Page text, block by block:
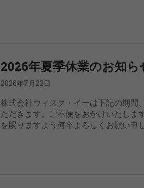
2026年夏季休業のお知ら
2026年7月22日
株式会社ウィスク・イーは下記の期間
ただきます。ご不便をおかけいたしま
を賜りますよう何卒よろしくお願い申